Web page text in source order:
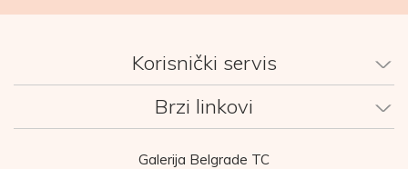
Korisnički servis
Brzi linkovi
Galerija Belgrade TC